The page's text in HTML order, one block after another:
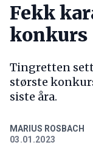
Fekk
konkurs
Tingretten
største
siste åra.
MARIUS ROSBACH
03.01.2023